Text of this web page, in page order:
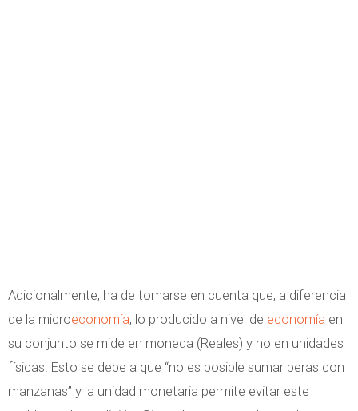
Adicionalmente, ha de tomarse en cuenta que, a diferencia
de la microeconomía, lo producido a nivel de economía en
su conjunto se mide en moneda (Reales) y no en unidades
físicas. Esto se debe a que “no es posible sumar peras con
manzanas” y la unidad monetaria permite evitar este